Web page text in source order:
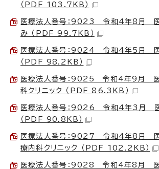
（PDF 103.7KB）
医療法人番号：9023 令和4年8月 医
み （PDF 99.7KB）
医療法人番号：9024 令和4年5月
（PDF 98.2KB）
医療法人番号：9025 令和4年9月 医
科クリニック （PDF 86.3KB）
医療法人番号：9026 令和4年3月
（PDF 90.8KB）
医療法人番号：9027 令和4年8月 医
療内科クリニック （PDF 102.2KB）
医療法人番号：9028 令和4年8月 医